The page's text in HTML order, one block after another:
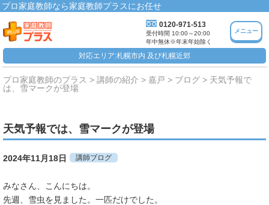
プロ家庭教師なら家庭教師プラスにお任せ
0120-971-513
受付時間 10:00～20:00
年中無休※年末年始除く
メニュー
対応エリア:札幌市内 及び札幌近郊
プロ家庭教師のプラス 講師の紹介 嘉戸 ブログ
天気予報で
は、雪マークが登場
天気予報では、雪マークが登場
2024年11月18日 講師ブログ
みなさん、こんにちは。
先週、雪虫を見ました。一匹だけでした。